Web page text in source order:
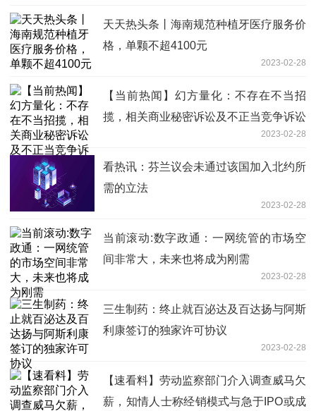
天天热头条丨海南规范种植牙医疗服务价
格，单颗不超4100元
2023-02-28
【当前热闻】幻方量化：不存在不当招
揽，相关商业秘密诉讼及不正当竞争诉讼
2023-02-28
看热讯：芬兰议会未通过该国加入北约所
需的立法
2023-02-28
当前滚动:数字政通：一网统管的市场空
间非常大，未来也将成为刚需
2023-02-28
三生制药：终止就百泌达及百达扬与阿斯
利康签订的独家许可协议
2023-02-28
【速看料】劳动监察部门介入调查威马欠
薪，知情人士称经销模式与急于IPO或成